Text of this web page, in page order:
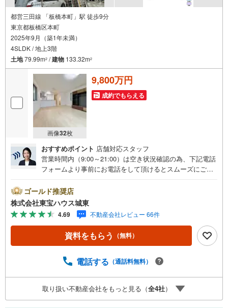
都営三田線 「板橋本町」駅 徒歩9分
東京都板橋区本町
2025年9月（築1年未満）
4SLDK / 地上3階
土地79.99m2 /建物 133.32m2
画像32枚
9,800万円
成約でもらえる
おすすめポイント 店舗対応スタッフ
営業時間内（9:00～21:00）は空き状況確認の為、下記電話
フォームより事前にお電話をして頂けるとスムーズにご案
カレンダーの作成▽ご購入後もお客様の人生のパートナー
として暮らしの「安心」を守り続けます。【Yahoo！ 不動
産キャンペーン対象店舗】当店で物件を成約するとPayPay
ボーナスライトがもらえる「Yahoo！ 不動産 物件ご成約キ
ャンペーン」の対象になります。「資料をもらう」「見学
予約をする」ボタンからお問い合わせください。※必ずYah
スライトは出金と譲渡はできません。ご案内・詳細な資料
時受け付けております！■頭金0円からのご購入可能です■
（諸費用もOK）お気軽にお問い合わせください。
ゴールド推奨店
株式会社東宝ハウス城東
4.69 不動産会社レビュー 66件
資料をもらう （無料）
電話する （通話料無料）
取り扱い不動産会社をもっと見る（全4社）